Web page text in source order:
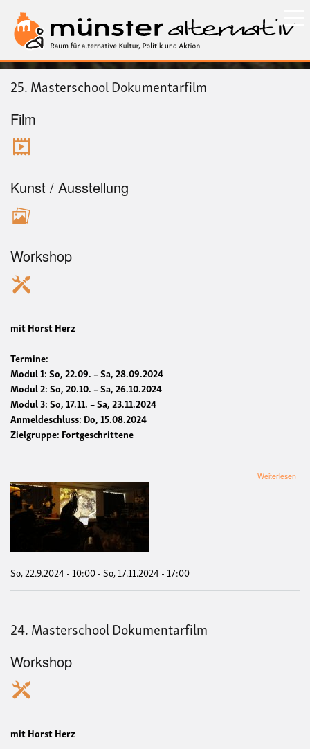
zum
Inhalt
25. Masterschool Dokumentarfilm
Film
Kunst / Ausstellung
Workshop
mit Horst Herz
Termine:
Modul 1:So, 22.09. – Sa, 28.09.2024
Modul 2:So, 20.10. – Sa, 26.10.2024
Modul 3:So, 17.11. – Sa, 23.11.2024
Anmeldeschluss: Do, 15.08.2024
Zielgruppe: Fortgeschrittene
Weiterlesen
So, 22.9.2024 - 10:00-So, 17.11.2024 - 17:00
24. Masterschool Dokumentarfilm
Workshop
mit Horst Herz